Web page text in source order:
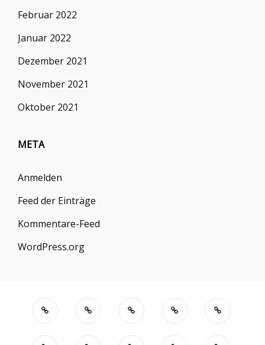
Februar 2022
Januar 2022
Dezember 2021
November 2021
Oktober 2021
META
Anmelden
Feed der Einträge
Kommentare-Feed
WordPress.org